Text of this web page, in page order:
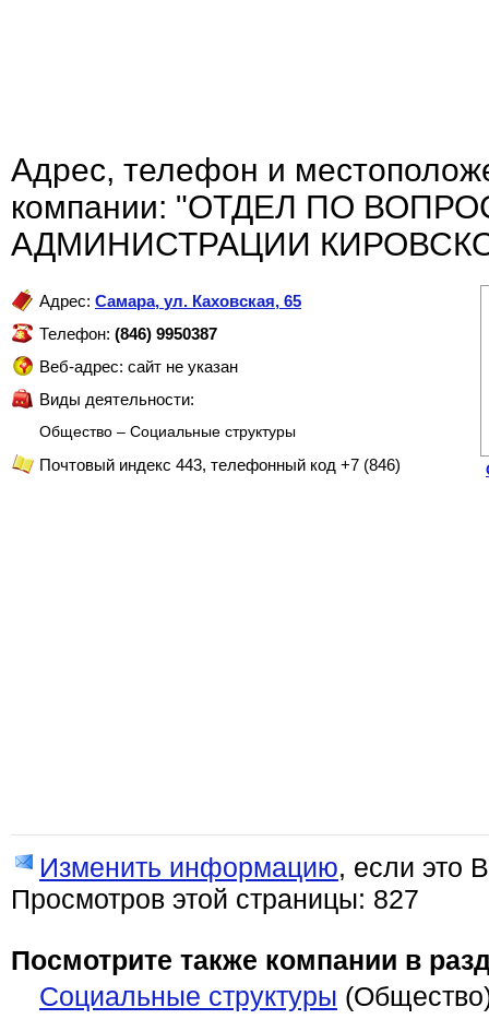
Адрес, телефон и
компании: "ОТДЕЛ ПО
АДМИНИСТРАЦИИ
Адрес: Самара, ул. Каховская, 65
Телефон: (846) 9950387
Веб-адрес: сайт не указан
Виды деятельности:
Общество – Социальные структуры
Почтовый индекс 443, телефонный код +7 (846)
Изменить информацию, если это
Просмотров этой страницы: 827
Посмотрите также компании в
Социальные структуры